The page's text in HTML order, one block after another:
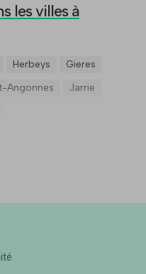
les villes à
Herbeys
Gieres
Angonnes
Jarrie